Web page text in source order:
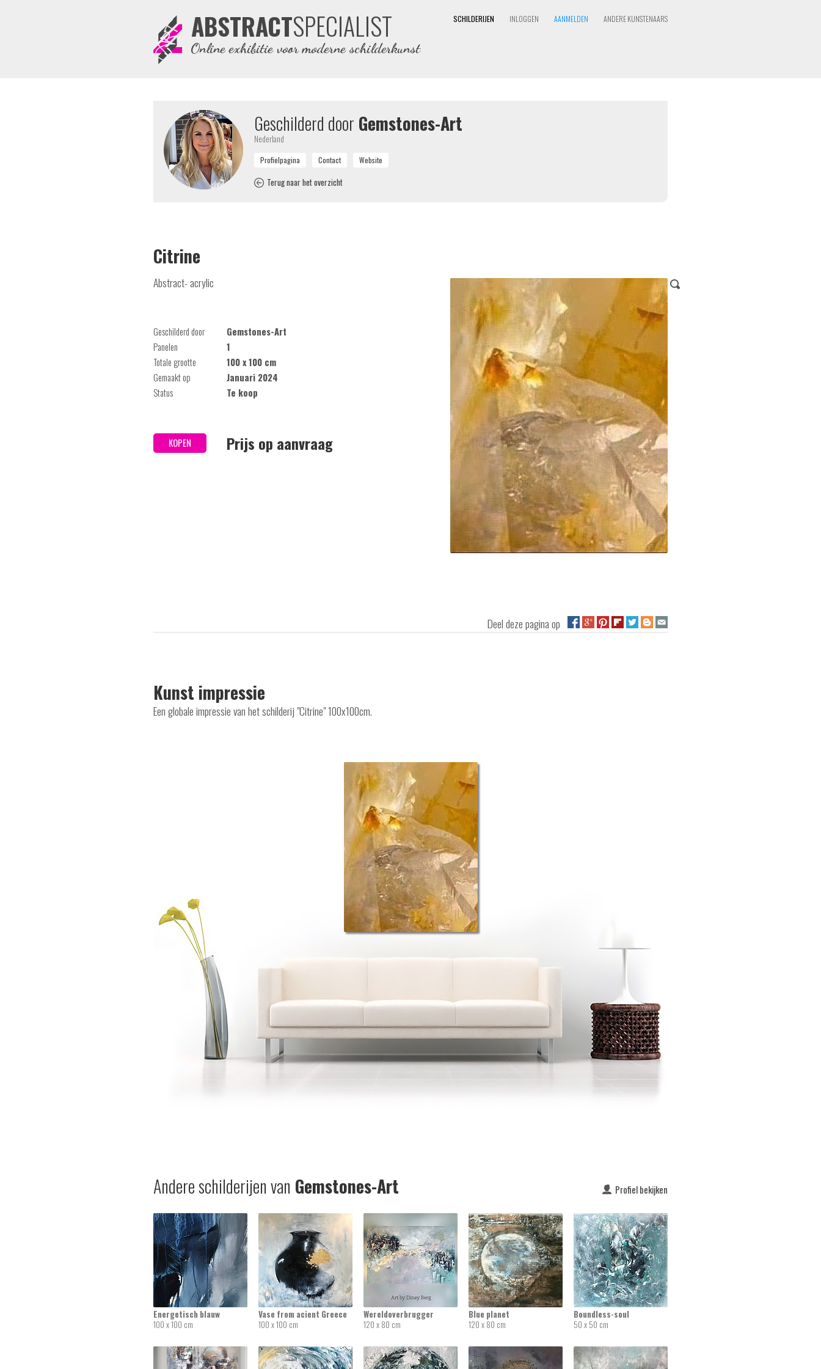
ABSTRACTSPECIALIST
Online exhibitie voor moderne schilderkunst
SCHILDERIJEN INLOGGEN AANMELDEN ANDERE KUNSTENAARS
Geschilderd door Gemstones-Art
Nederland
Terug naar het overzicht
Citrine
Abstract- acrylic
Geschilderd door
Gemstones-Art
Panelen
1
Totale grootte
100 x 100 cm
Gemaakt op
Januari 2024
Status
Te koop
KOPEN Prijs op aanvraag
Deel deze pagina op
Kunst impressie
Een globale impressie van het schilderij "Citrine" 100x100cm.
Profiel bekijken
Andere schilderijen van Gemstones-Art
Energetisch blauw
100 x 100 cm
Vase from acient Greece
100 x 100 cm
Wereldoverbrugger
120 x 80 cm
Blue planet
120 x 80 cm
Boundless-soul
50 x 50 cm